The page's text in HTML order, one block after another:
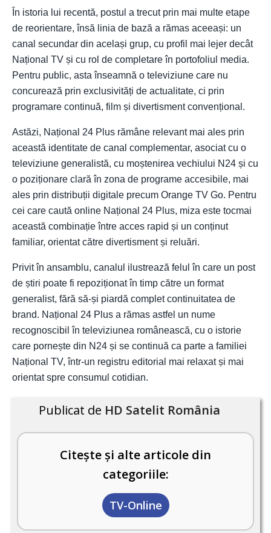
În istoria lui recentă, postul a trecut prin mai multe etape
de reorientare, însă linia de bază a rămas aceeași: un
canal secundar din același grup, cu profil mai lejer decât
Național TV și cu rol de completare în portofoliul media.
Pentru public, asta înseamnă o televiziune care nu
concurează prin exclusivități de actualitate, ci prin
programare continuă, film și divertisment convențional.
Astăzi, Național 24 Plus rămâne relevant mai ales prin
această identitate de canal complementar, asociat cu o
televiziune generalistă, cu moștenirea vechiului N24 și cu
o poziționare clară în zona de programe accesibile, mai
ales prin distribuții digitale precum Orange TV Go. Pentru
cei care caută online Național 24 Plus, miza este tocmai
această combinație între acces rapid și un conținut
familiar, orientat către divertisment și reluări.
Privit în ansamblu, canalul ilustrează felul în care un post
de știri poate fi repoziționat în timp către un format
generalist, fără să-și piardă complet continuitatea de
brand. Național 24 Plus a rămas astfel un nume
recognoscibil în televiziunea românească, cu o istorie
care pornește din N24 și se continuă ca parte a familiei
Național TV, într-un registru editorial mai relaxat și mai
orientat spre consumul cotidian.
Publicat de HD Satelit România
Citește și alte articole din
categoriile:
TV-Online